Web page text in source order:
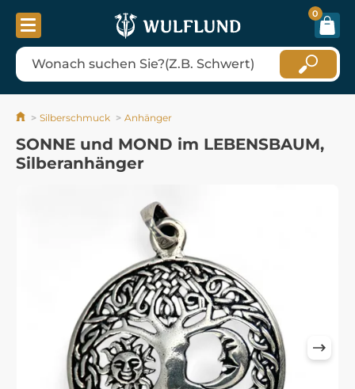
0
Silberschmuck Anhänger
SONNE und MOND im LEBENSBAUM,
Silberanhänger